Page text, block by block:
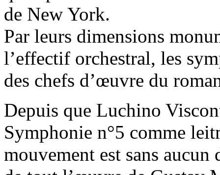
de New York.
Par leurs dimensions
l’effectif orchestral, les
des chefs d’œuvre du
Depuis que Luchino
Symphonie n°5 comme
mouvement est sans